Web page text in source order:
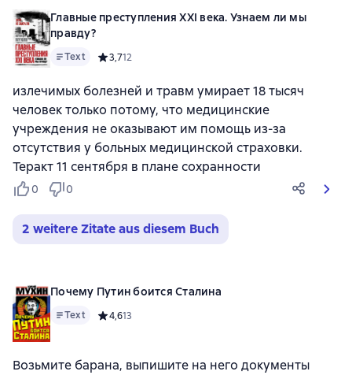
Главные преступления XXI века. Узнаем ли мы
правду?
Text Средний рейтинг 3,7 на основе 12 оценок
3,712
излечимых болезней и травм умирает 18 тысяч
человек только потому, что медицинские
учреждения не оказывают им помощь из-за
отсутствия у больных медицинской страховки.
Теракт 11 сентября в плане сохранности
0 0
2 weitere Zitate aus diesem Buch
Почему Путин боится Сталина
Text Средний рейтинг 4,6 на основе 13 оценок
4,613
Возьмите барана, выпишите на него документы